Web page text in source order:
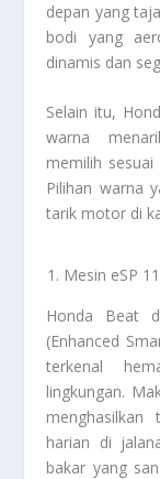
depan yang
bodi yang
dinamis dan
Selain itu,
warna
memilih sesuai
Pilihan warna
tarik motor di
Mesin eSP
Honda Beat
(Enhanced
terkenal
lingkungan.
menghasilkan
harian di
bakar yang